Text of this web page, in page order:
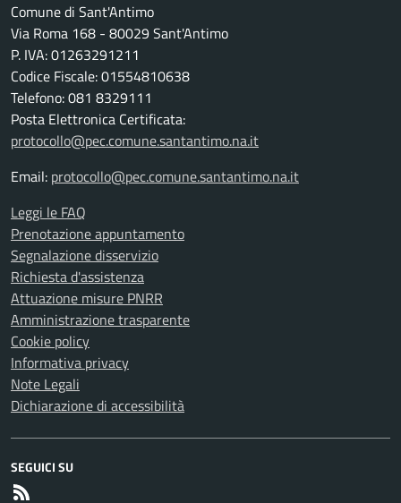
Comune di Sant'Antimo
Via Roma 168 - 80029 Sant'Antimo
P. IVA: 01263291211
Codice Fiscale: 01554810638
Telefono: 081 8329111
Posta Elettronica Certificata:
protocollo@pec.comune.santantimo.na.it
Email: protocollo@pec.comune.santantimo.na.it
Leggi le FAQ
Prenotazione appuntamento
Segnalazione disservizio
Richiesta d'assistenza
Attuazione misure PNRR
Amministrazione trasparente
Cookie policy
Informativa privacy
Note Legali
Dichiarazione di accessibilità
SEGUICI SU